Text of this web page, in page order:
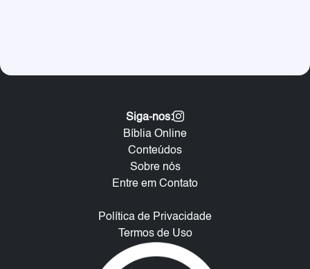
Bíblia Online
Conteúdos
Sobre nós
Entre em Contato
Política de Privacidade
Termos de Uso
Siga-nos: